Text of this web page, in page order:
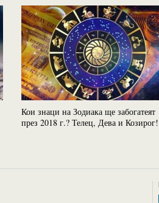
Кои знаци на Зодиака ще забогатеят
през 2018 г.? Телец, Дева и Козирог!